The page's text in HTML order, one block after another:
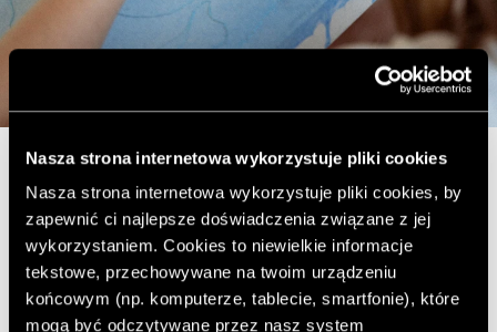
Nasza strona internetowa wykorzystuje pliki cookies
Nasza strona internetowa wykorzystuje pliki cookies, by
zapewnić ci najlepsze doświadczenia związane z jej
wykorzystaniem. Cookies to niewielkie informacje
tekstowe, przechowywane na twoim urządzeniu
końcowym (np. komputerze, tablecie, smartfonie), które
mogą być odczytywane przez nasz system
Galeria Przypływ, Gdynia
Wernisaż: 19.10.24, 18:00-21:00